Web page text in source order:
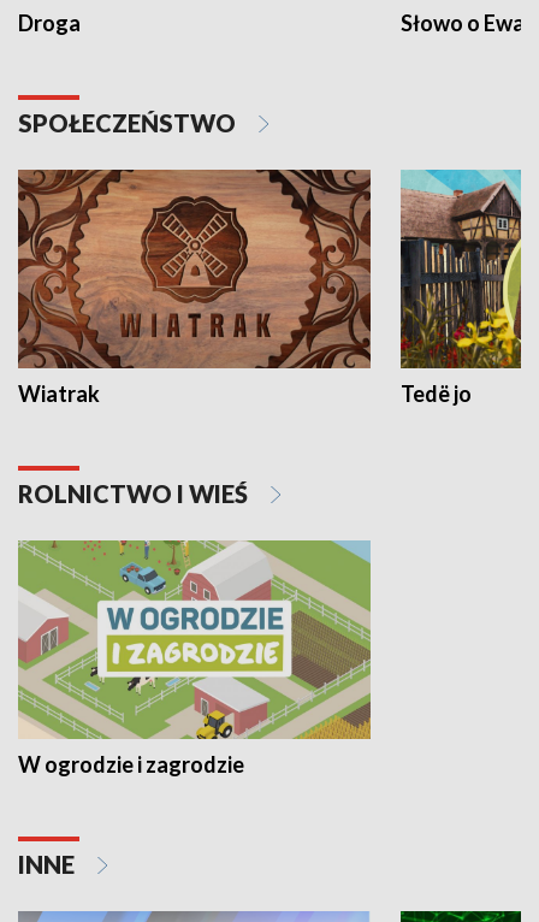
Droga Słowo o
SPOŁECZEŃSTWO
Wiatrak Tedë jo
ROLNICTWO I WIEŚ
W ogrodzie i zagrodzie
INNE